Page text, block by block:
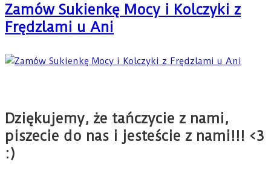
Zamów Sukienkę Mocy i Kolczyki z
Frędzlami u Ani
Dziękujemy, że tańczycie z nami,
piszecie do nas i jesteście z nami!!! <3
:)